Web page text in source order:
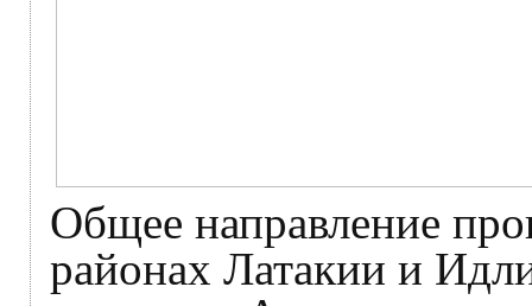
Общее направление
районах Латакии и